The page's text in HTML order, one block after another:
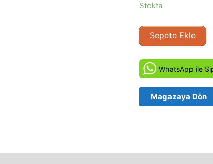
Stokta
Kara
Göl
Lake
Placid
(1999)
Orjinal
Sepete Ekle
WhatsApp ile
Magazaya Dön